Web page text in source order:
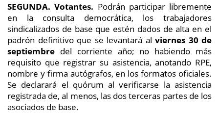
SEGUNDA. Votantes. Podrán participar libremente
en la consulta democrática, los trabajadores
sindicalizados de base que estén dados de alta en el
padrón definitivo que se levantará al viernes 30 de
septiembre del corriente año; no habiendo más
requisito que registrar su asistencia, anotando RPE,
nombre y firma autógrafos, en los formatos oficiales.
Se declarará el quórum al verificarse la asistencia
registrada de, al menos, las dos terceras partes de los
asociados de base.